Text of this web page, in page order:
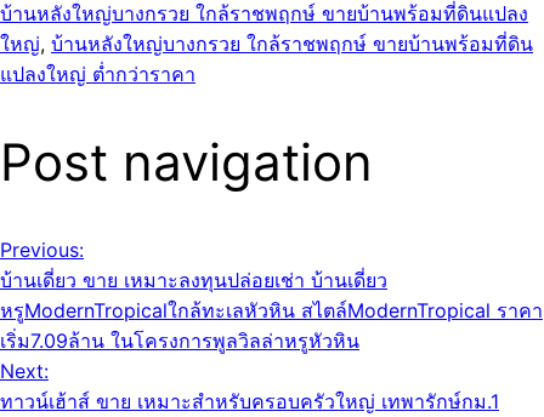
บ้านหลังใหญ่บางกรวย ใกล้ราชพฤกษ์ ขายบ้านพร้อมที่ดินแปลง
ใหญ่, บ้านหลังใหญ่บางกรวย ใกล้ราชพฤกษ์ ขายบ้านพร้อมที่ดิน
แปลงใหญ่ ต่ำกว่าราคา
Post navigation
Previous:
บ้านเดี่ยว ขาย เหมาะลงทุนปล่อยเช่า บ้านเดี่ยว
หรูModernTropicalใกล้ทะเลหัวหิน สไตล์ModernTropical ราคา
เริ่ม7.09ล้าน ในโครงการพูลวิลล่าหรูหัวหิน
Next:
ทาวน์เฮ้าส์ ขาย เหมาะสำหรับครอบครัวใหญ่ เทพารักษ์กม.1